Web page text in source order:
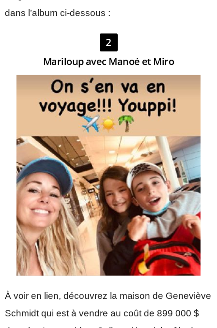
dans l’album ci-dessous :
2
Mariloup avec Manoé et Miro
À voir en lien, découvrez la maison de Geneviève
Schmidt qui est à vendre au coût de 899 000 $